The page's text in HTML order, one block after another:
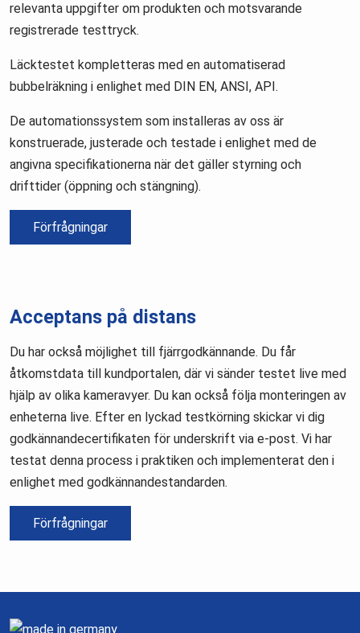
relevanta uppgifter om produkten och motsvarande
registrerade testtryck.
Läcktestet kompletteras med en automatiserad
bubbelräkning i enlighet med DIN EN, ANSI, API.
De automationssystem som installeras av oss är
konstruerade, justerade och testade i enlighet med de
angivna specifikationerna när det gäller styrning och
drifttider (öppning och stängning).
Förfrågningar
Acceptans på distans
Du har också möjlighet till fjärrgodkännande. Du får
åtkomstdata till kundportalen, där vi sänder testet live med
hjälp av olika kameravyer. Du kan också följa monteringen av
enheterna live. Efter en lyckad testkörning skickar vi dig
godkännandecertifikaten för underskrift via e-post. Vi har
testat denna process i praktiken och implementerat den i
enlighet med godkännandestandarden.
Förfrågningar